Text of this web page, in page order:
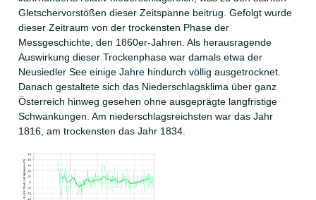
Gletschervorstößen dieser Zeitspanne beitrug. Gefolgt wurde
dieser Zeitraum von der trockensten Phase der
Messgeschichte, den 1860er-Jahren. Als herausragende
Auswirkung dieser Trockenphase war damals etwa der
Neusiedler See einige Jahre hindurch völlig ausgetrocknet.
Danach gestaltete sich das Niederschlagsklima über ganz
Österreich hinweg gesehen ohne ausgeprägte langfristige
Schwankungen. Am niederschlagsreichsten war das Jahr
1816, am trockensten das Jahr 1834.